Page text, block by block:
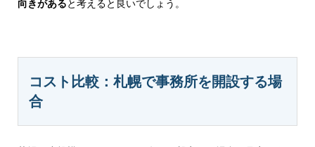
向きがあると考えると良いでしょう。
コスト比較：札幌で事務所を開設する場
合